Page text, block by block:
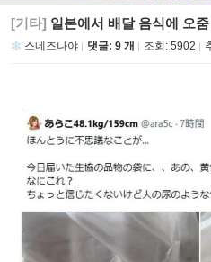
[기타] 일본에서 배달 음식에 오줌
스네즈나야 댓글: 9 개 조회: 5902